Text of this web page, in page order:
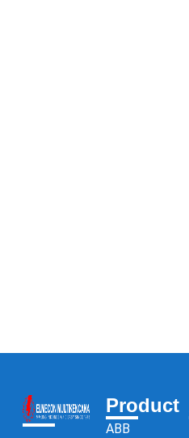
Product
ABB